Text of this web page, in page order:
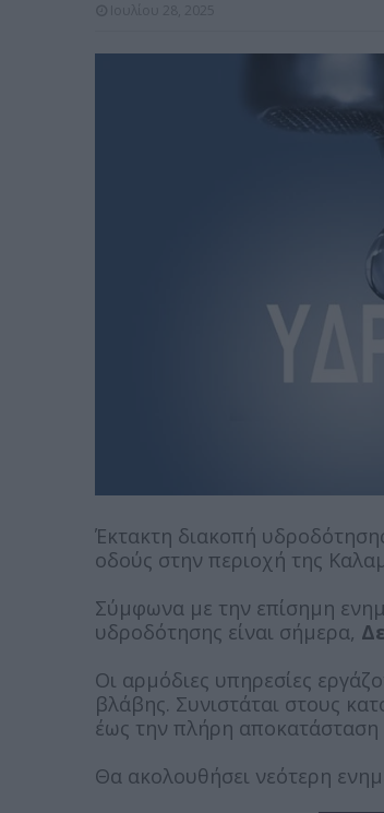
Έκτακτη διακοπή
οδούς στην περιοχή της
Σύμφωνα με την επίσημη
υδροδότησης είναι σήμερα,
Οι αρμόδιες υπηρεσίες
βλάβης. Συνιστάται στους
έως την πλήρη αποκατάσταση
Θα ακολουθήσει νεότερη